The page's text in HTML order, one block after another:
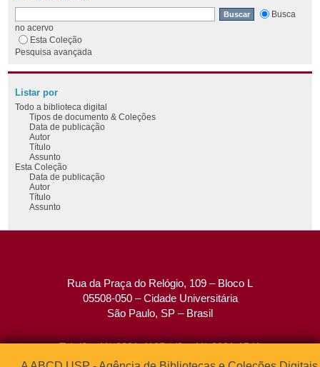
Busca
no acervo
Esta Coleção
Pesquisa avançada
Listar por
Todo a biblioteca digital
Tipos de documento & Coleções
Data de publicação
Autor
Título
Assunto
Esta Coleção
Data de publicação
Autor
Título
Assunto
Rua da Praça do Relógio, 109 – Bloco L
05508-050 – Cidade Universitária
São Paulo, SP – Brasil
Tel: (0xx11) 3091-4195 / (0xx11) 3091-1541
Fax: (0xx11) 3091-1567